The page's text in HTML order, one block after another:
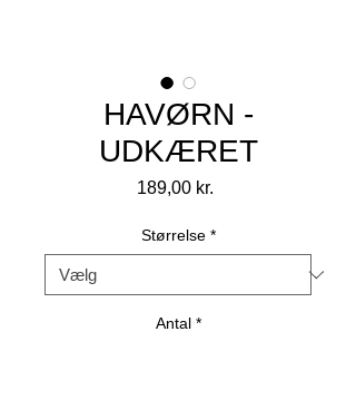
HAVØRN -
UDKÆRET
189,00 kr.
Størrelse *
Antal *